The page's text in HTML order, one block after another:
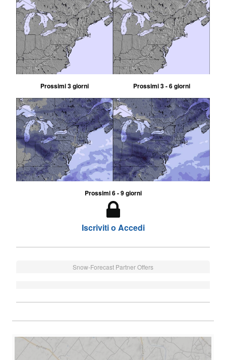
Prossimi 3 giorni Prossimi 3 - 6 giorni
Prossimi 6 - 9 giorni
Iscriviti o Accedi
Snow-Forecast Partner Offers